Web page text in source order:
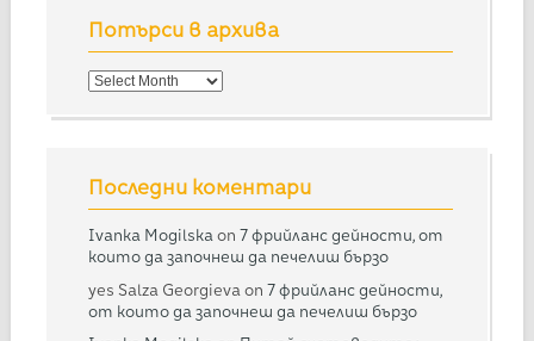
Потърси в архива
Потърси
Последни коментари
Ivanka Mogilska on7 фрийланс дейности, от
които да започнеш да печелиш бързо
yes Salza Georgieva on7 фрийланс дейности,
от които да започнеш да печелиш бързо